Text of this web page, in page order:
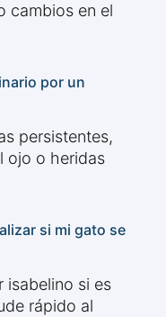
cambios en el
por un
persistentes,
ojo o heridas
si mi gato se
isabelino si es
rápido al